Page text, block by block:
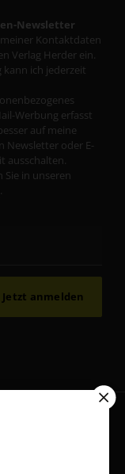
Newsletter
Kontaktdaten
Verlag Herder ein.
kann ich jederzeit
Werbung erfasst
auf meine
Newsletter oder E-
ausschalten.
in unseren
.
Jetzt anmelden